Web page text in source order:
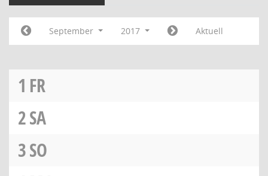
September 2017 Aktuell
1 FR
2SA
3SO